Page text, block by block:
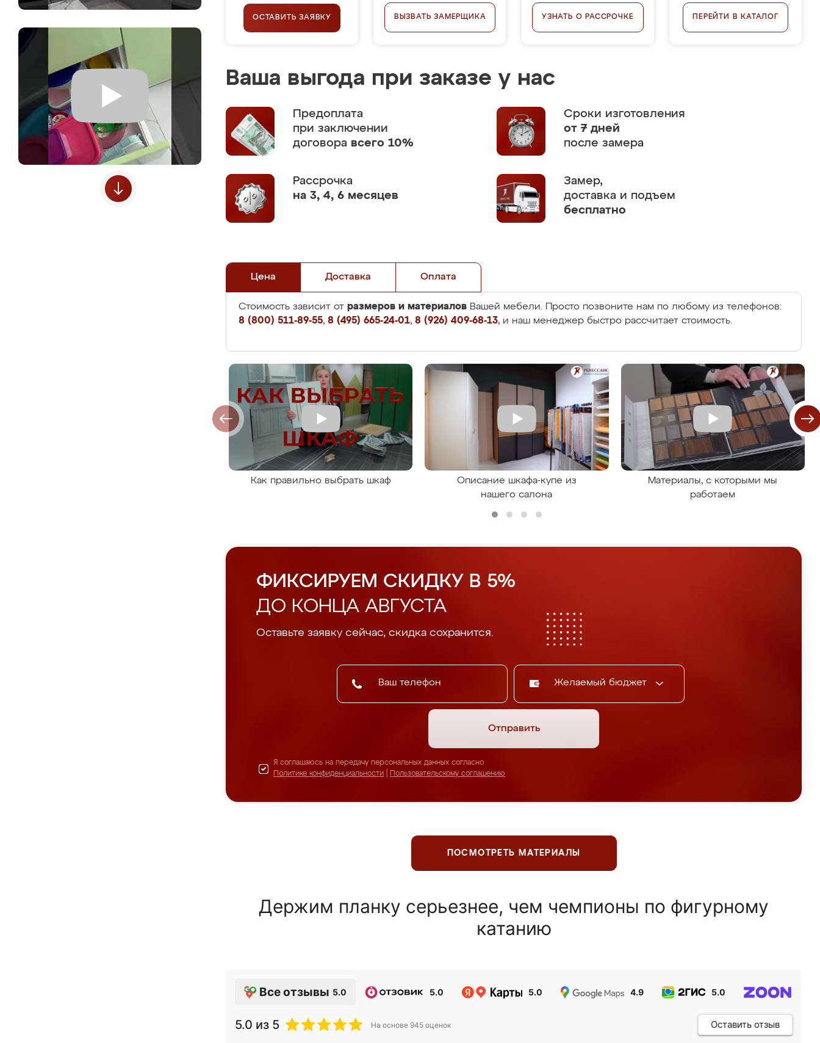
ОСТАВИТЬ ЗАЯВКУ ВЫЗВАТЬ ЗАМЕРЩИКА УЗНАТЬ О РАССРОЧКЕ ПЕРЕЙТИ В КАТАЛОГ
Ваша выгода при заказе у нас
Предоплата
при заключении
договора всего 10%
Сроки изготовления
от 7 дней
после замера
Рассрочка
на 3, 4, 6 месяцев
Замер,
доставка и подъем
бесплатно
Цена Доставка Оплата
Стоимость зависит от размеров и материалов Вашей мебели. Просто позвоните нам по любому из телефонов:
8 (800) 511-89-55, 8 (495) 665-24-01, 8 (926) 409-68-13, и наш менеджер быстро рассчитает стоимость.
Как правильно выбрать шкаф
Описание шкафа-купе из
нашего салона
Материалы, с которыми мы
работаем
ФИКСИРУЕМ СКИДКУ В 5%
ДО КОНЦА АВГУСТА
Оставьте заявку сейчас, скидка сохранится.
Желаемый бюджет
Отправить
Я соглашаюсь на передачу персональных данных согласно
Политике конфиденциальности
Пользовательскому соглашению
ПОСМОТРЕТЬ МАТЕРИАЛЫ
Держим планку серьезнее, чем чемпионы по фигурному
катанию
Все отзывы 5.0 5.0 5.0 4.9 5.0
5.0 из 5 На основе 945 оценок Оставить отзыв